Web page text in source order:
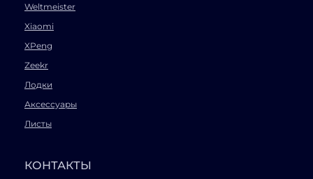
Weltmeister
Xiaomi
XPeng
Zeekr
Лодки
Аксессуары
Листы
КОНТАКТЫ